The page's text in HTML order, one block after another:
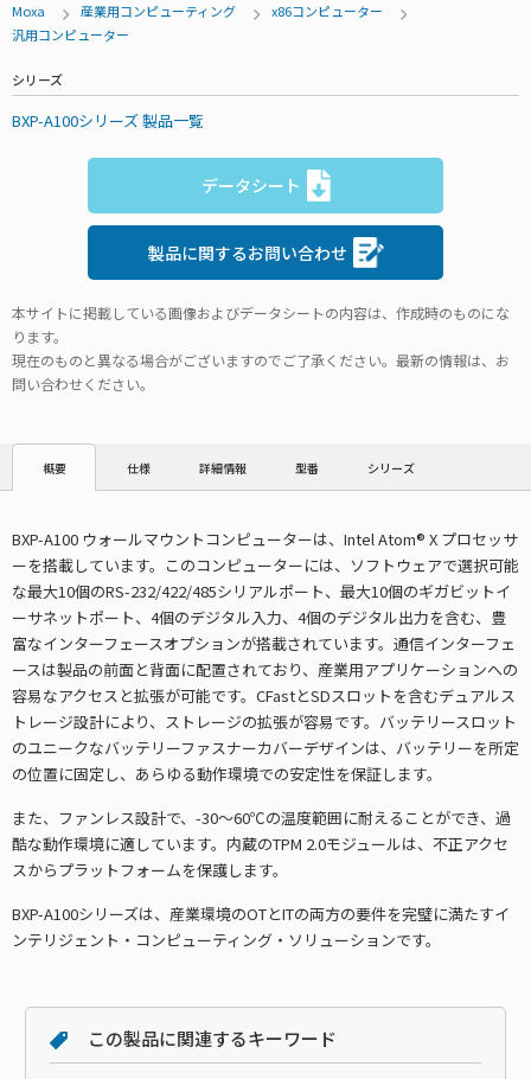
Moxa
産業用コンピューティング
x86コンピューター
汎用コンピューター
シリーズ
BXP-A100シリーズ 製品一覧
データシート
製品に関するお問い合わせ
本サイトに掲載している画像およびデータシートの内容は、作成時のものにな
ります。
現在のものと異なる場合がございますのでご了承ください。最新の情報は、お
問い合わせください。
概要 仕様 詳細情報 型番 シリーズ
BXP-A100 ウォールマウントコンピューターは、Intel Atom® X プロセッサ
ーを搭載しています。このコンピューターには、ソフトウェアで選択可能
な最大10個のRS-232/422/485シリアルポート、最大10個のギガビットイ
ーサネットポート、4個のデジタル入力、4個のデジタル出力を含む、豊
富なインターフェースオプションが搭載されています。通信インターフェ
ースは製品の前面と背面に配置されており、産業用アプリケーションへの
容易なアクセスと拡張が可能です。CFastとSDスロットを含むデュアルス
トレージ設計により、ストレージの拡張が容易です。バッテリースロット
のユニークなバッテリーファスナーカバーデザインは、バッテリーを所定
の位置に固定し、あらゆる動作環境での安定性を保証します。
また、ファンレス設計で、-30～60℃の温度範囲に耐えることができ、過
酷な動作環境に適しています。内蔵のTPM 2.0モジュールは、不正アクセ
スからプラットフォームを保護します。
BXP-A100シリーズは、産業環境のOTとITの両方の要件を完璧に満たすイ
ンテリジェント・コンピューティング・ソリューションです。
この製品に関連するキーワード